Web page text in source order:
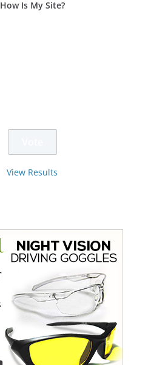
How Is My Site?
View Results